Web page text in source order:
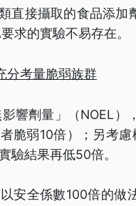
直接攝取的食品添加
求的實驗不易存在。
分考量脆弱族群
響劑量」（NOEL）
脆弱10倍）；另考
驗結果再低50倍。
安全係數100倍的做